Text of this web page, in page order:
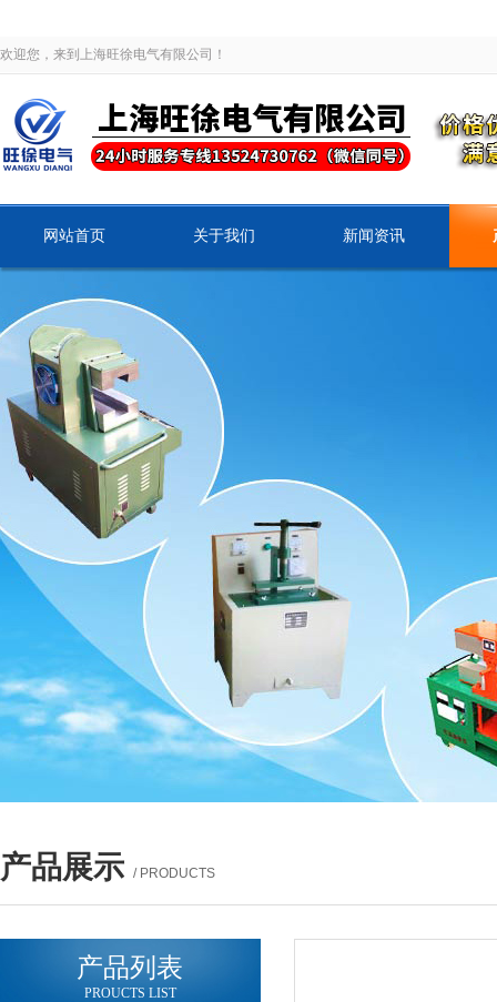
欢迎您，来到上海旺徐电气有限公司！
网站首页 关于我们 新闻资讯
产品展示 / PRODUCTS
产品列表
PROUCTS LIST